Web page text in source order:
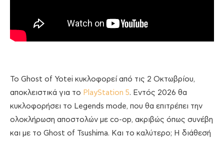
Το Ghost of Yotei κυκλοφορεί από τις 2 Οκτωβρίου,
αποκλειστικά για το PlayStation 5. Εντός 2026 θα
κυκλοφορήσει το Legends mode, που θα επιτρέπει την
ολοκλήρωση αποστολών με co-op, ακριβώς όπως συνέβη
και με το Ghost of Tsushima. Και το καλύτερο; Η διάθεσή